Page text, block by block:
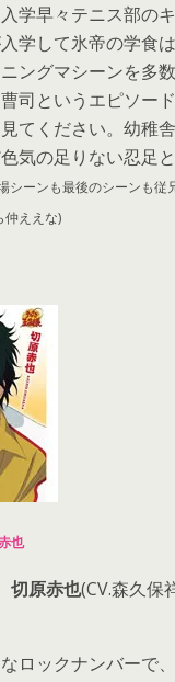
学早々テニス部の
学して氷帝の学食
ングマシーンを多
司というエピソー
てください。幼稚
気の足りない忍足
シーンも最後のシーンも従
仲ええな)
也
切原赤也(CV.森久保
ロックナンバーで